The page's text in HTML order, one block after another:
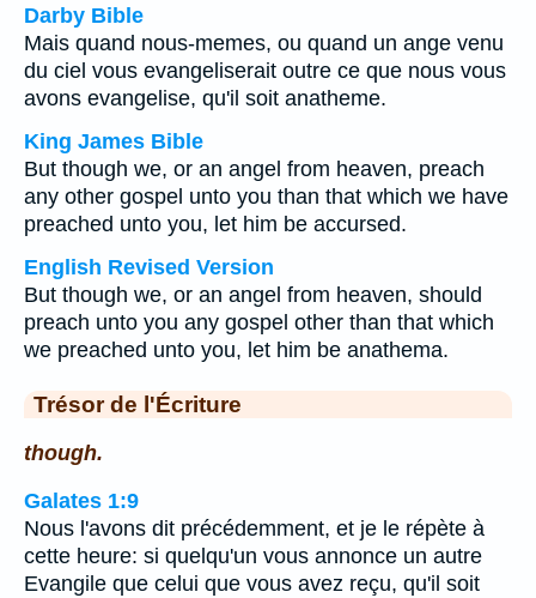
Darby Bible
Mais quand nous-memes, ou quand un ange venu
du ciel vous evangeliserait outre ce que nous vous
avons evangelise, qu'il soit anatheme.
King James Bible
But though we, or an angel from heaven, preach
any other gospel unto you than that which we have
preached unto you, let him be accursed.
English Revised Version
But though we, or an angel from heaven, should
preach unto you any gospel other than that which
we preached unto you, let him be anathema.
Trésor de l'Écriture
though.
Galates 1:9
Nous l'avons dit précédemment, et je le répète à
cette heure: si quelqu'un vous annonce un autre
Evangile que celui que vous avez reçu, qu'il soit